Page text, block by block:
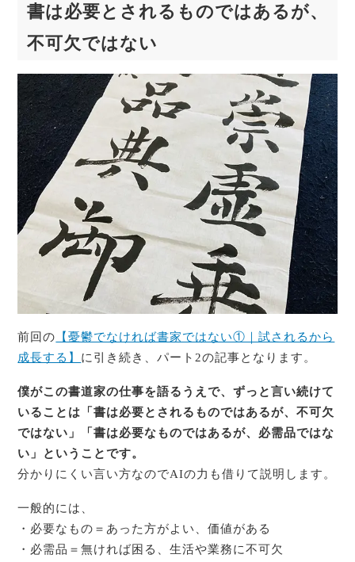
書は必要とされるものではあるが、
不可欠ではない
前回の 【憂鬱でなければ書家ではない①｜試されるから
成長する】 に引き続き、パート2の記事となります。
僕がこの書道家の仕事を語るうえで、ずっと言い続けて
いることは「書は必要とされるものではあるが、不可欠
ではない」「書は必要なものではあるが、必需品ではな
い」ということです。
分かりにくい言い方なのでAIの力も借りて説明します。
一般的には、
・必要なもの＝あった方がよい、価値がある
・必需品＝無ければ困る、生活や業務に不可欠